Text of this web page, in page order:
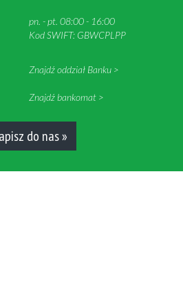
pn. - pt. 08:00 - 16:00
Kod SWIFT: GBWCPLPP
Znajdź oddział Banku >
Znajdź bankomat >
do nas »